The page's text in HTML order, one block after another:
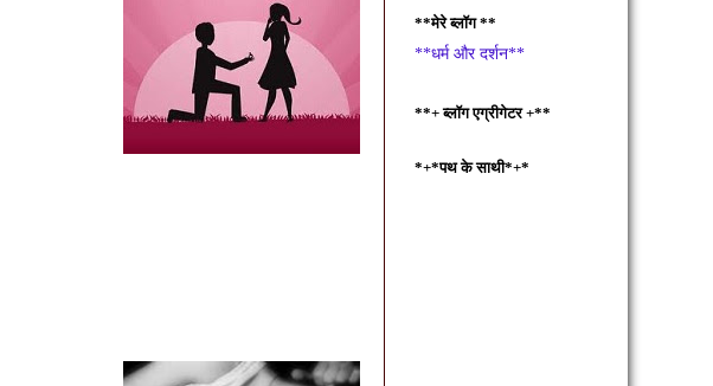
**मेरे ब्लॉग **
**धर्म और दर्शन**
**+ ब्लॉग एग्रीगेटर +**
*+*पथ के साथी*+*